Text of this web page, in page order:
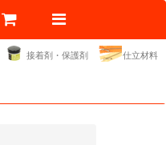
接着剤・保護剤 仕立材料